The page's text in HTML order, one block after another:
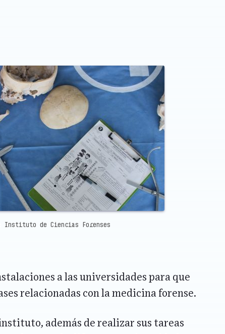
Instituto de Ciencias Forenses
a las universidades para que
relacionadas con la medicina forense.
además de realizar sus tareas